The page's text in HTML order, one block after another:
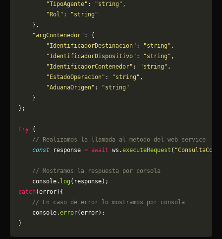
        "TipoAgente"
: "string" ,
        "Rol"
:
"string"
    },
    "argContenedor"
: {
        "IdentificadorDestinacion"
: "string" ,
        "IdentificadorDispositivo"
: "string" ,
        "IdentificadorContenedor"
: "string" ,
        "EstadoOperacion"
: "string" ,
        "AduanaOrigen"
:
"string"
    }
};
try {
    // Realizamos la llamada al metodo del web service
    const
response = await ws.executeRequest (
    // Mostramos la respuesta por consola
    console.
log (response);
catch(error){
    // En caso de error lo mostramos por consola
	console.
error(error);
}